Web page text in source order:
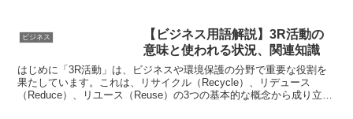
ビジネス
【ビジネス用語解説】3R活動の
意味と使われる状況、関連知識
はじめに「3R活動」は、ビジネスや環境保護の分野で重要な役割を
果たしています。これは、リサイクル（Recycle）、リデュース
（Reduce）、リユース（Reuse）の3つの基本的な概念から成り立っ